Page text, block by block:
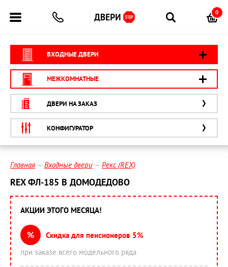
0
ВХОДНЫЕ ДВЕРИ
МЕЖКОМНАТНЫЕ
ДВЕРИ НА ЗАКАЗ
КОНФИГУРАТОР
Главная Входные двери Рекс (REX)
REX ФЛ-185 В ДОМОДЕДОВО
АКЦИИ ЭТОГО МЕСЯЦА!
%
Скидка для пенсионеров 5%
при заказе всего модельного ряда